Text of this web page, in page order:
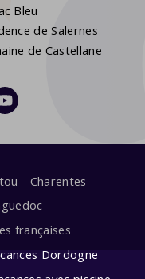
Bleu
de Salernes
de Castellane
- Charentes
françaises
Dordogne